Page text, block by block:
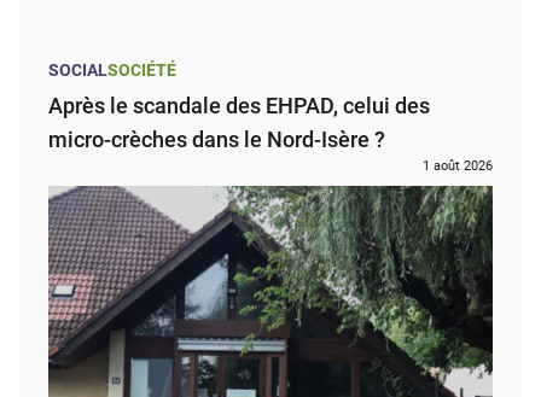
SOCIALSOCIÉTÉ
Après le scandale des EHPAD, celui des
micro-crèches dans le Nord-Isère ?
1 août 2026